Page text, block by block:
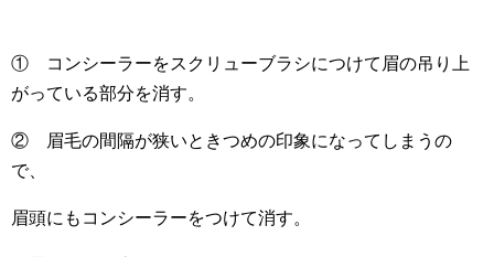
① コンシーラーをスクリューブラシにつけて眉の吊り上
がっている部分を消す。
② 眉毛の間隔が狭いときつめの印象になってしまうの
で、
眉頭にもコンシーラーをつけて消す。